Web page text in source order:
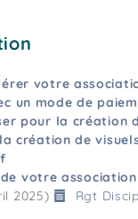
votre
un mode de
pour la création
création de
votre association
2025)
Rgt